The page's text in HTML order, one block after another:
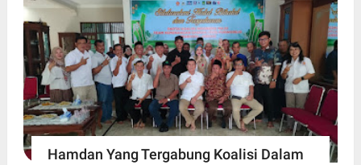
Hamdan Yang Tergabung Koalisi Dalam